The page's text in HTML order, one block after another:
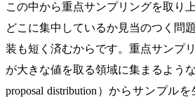
この中から重点サンプリングを取り
どこに集中しているか見当のつく問
装も短く済むからです。重点サンプ
が大きな値を取る領域に集まるよう
proposal distribution）からサンプル